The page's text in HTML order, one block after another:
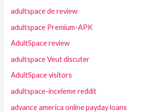
adultspace de review
adultspace Premium-APK
AdultSpace review
adultspace Veut discuter
AdultSpace visitors
adultspace-inceleme reddit
advance america online payday loans